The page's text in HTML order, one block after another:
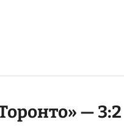
— 3:2